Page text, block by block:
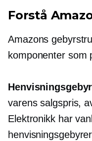
Forstå
Amazons
komponenter som
Henvisningsgebyr
varens salgspris,
Elektronikk har